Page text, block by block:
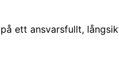
ett ansvarsfullt,